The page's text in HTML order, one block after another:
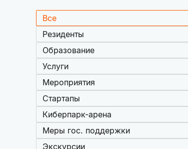
Все
Резиденты
Образование
Услуги
Мероприятия
Стартапы
Киберпарк-арена
Меры гос. поддержки
Экскурсии